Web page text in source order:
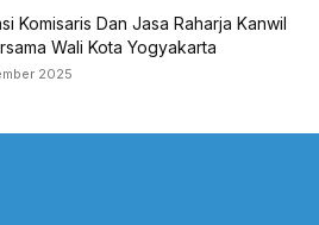
Komisaris Dan Jasa Raharja Kanwil
Wali Kota Yogyakarta
2025